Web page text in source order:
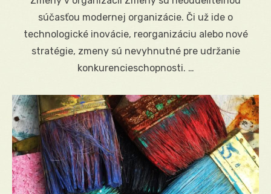
súčasťou modernej organizácie. Či už ide o
technologické inovácie, reorganizáciu alebo nové
stratégie, zmeny sú nevyhnutné pre udržanie
konkurencieschopnosti. …